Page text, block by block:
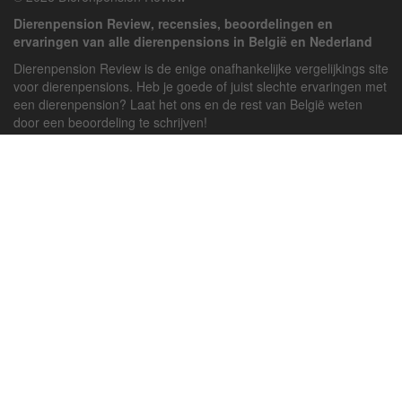
Dierenpension Review, recensies, beoordelingen en
ervaringen van alle dierenpensions in België en Nederland
Dierenpension Review is de enige onafhankelijke vergelijkings site
voor dierenpensions. Heb je goede of juist slechte ervaringen met
een dierenpension? Laat het ons en de rest van België weten
door een beoordeling te schrijven!